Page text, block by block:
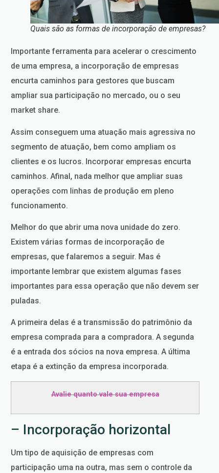
Quais são as formas de incorporação de empresas?
Importante ferramenta para acelerar o crescimento
de uma empresa, a incorporação de empresas
encurta caminhos para gestores que buscam
ampliar sua participação no mercado, ou o seu
market share.
Assim conseguem uma atuação mais agressiva no
segmento de atuação, bem como ampliam os
clientes e os lucros. Incorporar empresas encurta
caminhos. Afinal, nada melhor que ampliar suas
operações com linhas de produção em pleno
funcionamento.
Melhor do que abrir uma nova unidade do zero.
Existem várias formas de incorporação de
empresas, que falaremos a seguir. Mas é
importante lembrar que existem algumas fases
importantes para essa operação que não devem ser
puladas.
A primeira delas é a transmissão do patrimônio da
empresa comprada para a compradora. A segunda
é a entrada dos sócios na nova empresa. A última
etapa é a extinção da empresa incorporada.
Avalie quanto vale sua empresa
– Incorporação horizontal
Um tipo de aquisição de empresas com
participação uma na outra, mas sem o controle da